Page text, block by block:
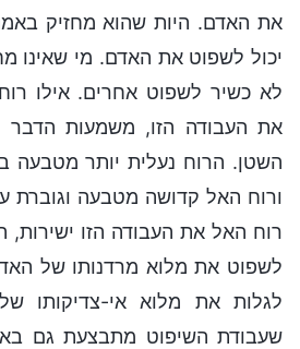
את האדם. היות שהוא מחזיק
יכול לשפוט את האדם. מי שאינו
לא כשיר לשפוט אחרים. אילו
את העבודה הזו, משמעות הדבר
השטן. הרוח נעלית יותר מטבעה
ורוח האל קדושה מטבעה וגוברת
רוח האל את העבודה הזו
לשפוט את מלוא מרדנותו של
לגלות את מלוא אי-צדיקותו
שעבודת השיפוט מתבצעת גם